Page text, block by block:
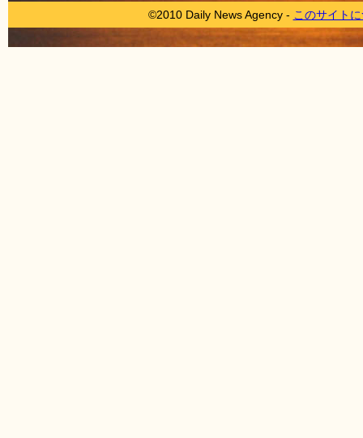
©2010 Daily News Agency - このサイト